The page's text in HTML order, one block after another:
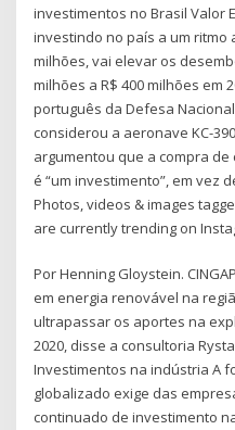
investimentos no Brasil Valor
investindo no país a um ritmo
milhões, vai elevar os
milhões a R$ 400 milhões em
português da Defesa
considerou a aeronave KC-
argumentou que a compra
é “um investimento”, em vez
Photos, videos & images
are currently trending on
Por Henning Gloystein.
em energia renovável na
ultrapassar os aportes na
2020, disse a consultoria
Investimentos na indústria A
globalizado exige das
continuado de investimento